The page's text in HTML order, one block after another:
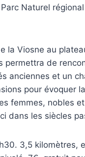
Naturel
la Viosne au
permettra de
anciennes et un
pour évoquer
femmes, nobles
dans les siècles
3,5 kilomètres,